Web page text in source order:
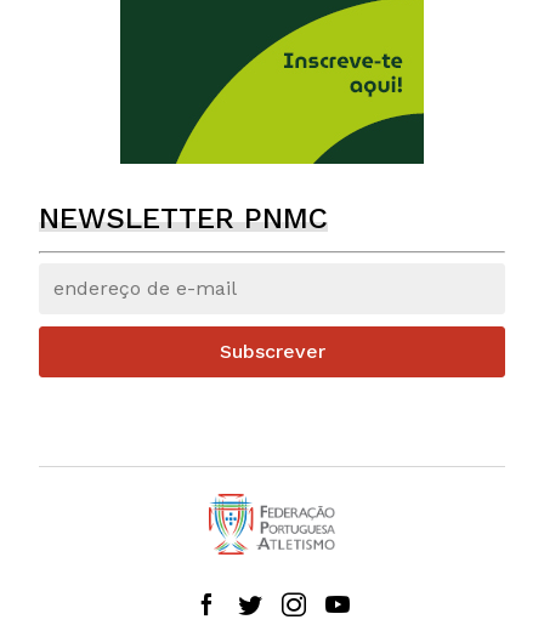
NEWSLETTER PNMC
Subscrever